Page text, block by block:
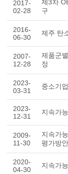
2017-
02-28
제3차
구
2016-
06-30
제주 탄
2007-
12-28
제품군
정
2023-
03-31
중소기
2023-
12-31
지속가
2009-
11-30
지속가
평가방
2020-
04-30
지속가